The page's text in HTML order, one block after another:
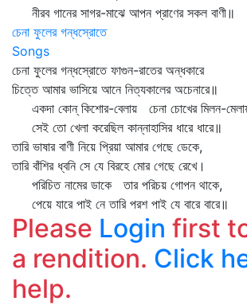
নীরব গানের সাগর-মাঝে আপন প্রাণের সকল বাণী॥
চেনা ফুলের গন্ধস্রোতে
Songs
চেনা ফুলের গন্ধস্রোতে ফাগুন-রাতের অন্ধকারে
চিত্তে আমার ভাসিয়ে আনে নিত্যকালের অচেনারে॥
একদা কোন্‌ কিশোর-বেলায় চেনা চোখের মিলন-
সেই তো খেলা করেছিল কান্নাহাসির ধারে ধারে॥
তারি ভাষার বাণী নিয়ে প্রিয়া আমার গেছে ডেকে,
তারি বাঁশির ধ্বনি সে যে বিরহে মোর গেছে রেখে।
পরিচিত নামের ডাকে তার পরিচয় গোপন থাকে,
পেয়ে যারে পাই নে তারি পরশ পাই যে বারে বারে॥
Please Login first
a rendition. Click
help.